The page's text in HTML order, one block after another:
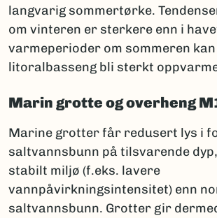
langvarig sommertørke.
om vinteren er sterkere enn i
varmeperioder om sommeren
litoralbasseng bli sterkt
Marin grotte og overheng
Marine grotter får redusert lys i
saltvannsbunn på tilsvarende
stabilt miljø (f.eks. lavere
vannpåvirkningsintensitet) enn
saltvannsbunn. Grotter gir